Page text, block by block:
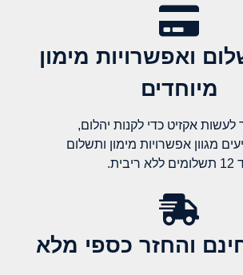
ואפשרויות מימון
מיוחדים
לעשות אקזיט כדי לקנות יהלום,
מגוון אפשרויות מימון ותשלום
ריבית.
והחזר כספי מלא​